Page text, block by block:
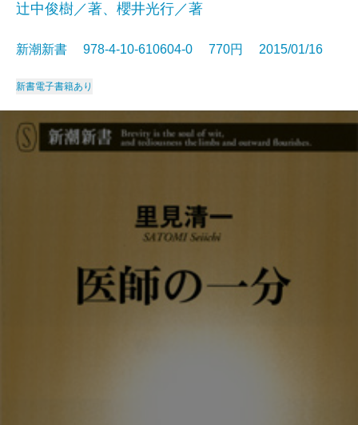
辻中俊樹／著、櫻井光行／著
新潮新書 978-4-10-610604-0 770円 2015/01/16
新書電子書籍あり